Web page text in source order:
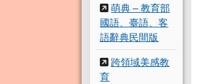
萌典 – 教育部
國語、臺語、客
語辭典民間版
跨領域美感教
育